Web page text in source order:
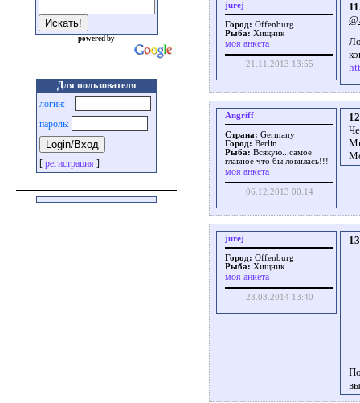
powered by
Для пользователя
логин:
пароль:
[ регистрация ]
jurej
Город: Offenburg
Рыба: Хищник
моя анкета
21.11.2013 13:55
Angriff
Страна: Germany
Город: Berlin
Рыба: Всякую...самое
главное что бы ловилась!!!
моя анкета
06.12.2013 00:14
jurej
Город: Offenburg
Рыба: Хищник
моя анкета
23.03.2014 13:40